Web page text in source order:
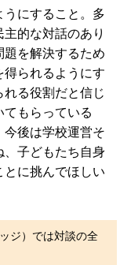
うにすること。多
的な対話のあり
を解決するため
得られるようにす
る役割だと信じ
もらっている
今後は学校運営そ
、子どもたち自身
に挑んでほしい
ジ）では対談の全